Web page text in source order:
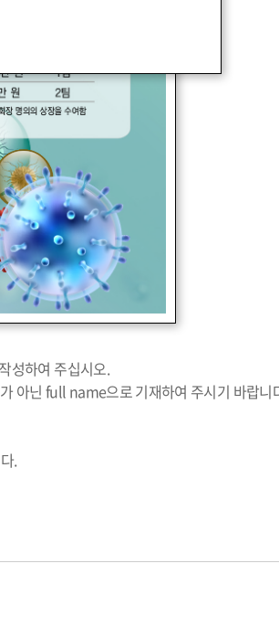
성하여 주십시오.
아닌 full name으로 기재하여 주시기 바랍니
.